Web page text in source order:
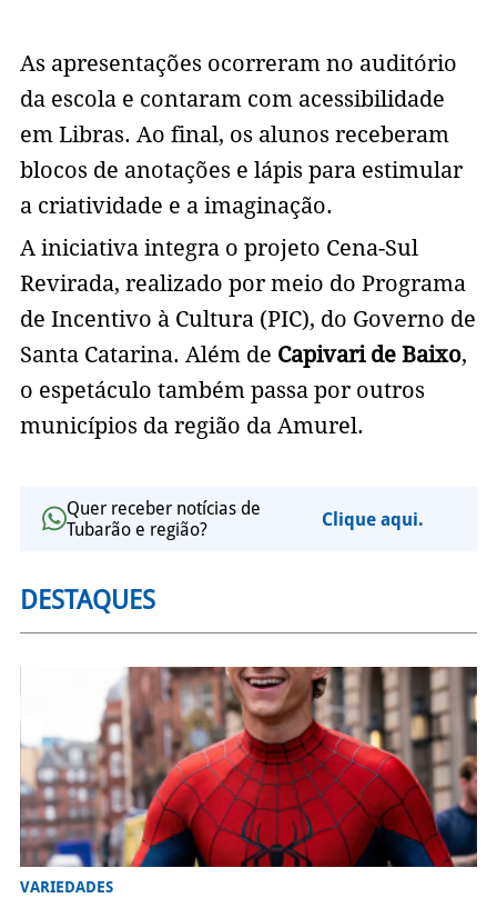
As apresentações ocorreram no auditório
da escola e contaram com acessibilidade
em Libras. Ao final, os alunos receberam
blocos de anotações e lápis para estimular
a criatividade e a imaginação.
A iniciativa integra o projeto Cena-Sul
Revirada, realizado por meio do Programa
de Incentivo à Cultura (PIC), do Governo de
Santa Catarina. Além de Capivari de Baixo,
o espetáculo também passa por outros
municípios da região da Amurel.
Quer receber notícias de
Tubarão e região?
Clique aqui.
DESTAQUES
VARIEDADES